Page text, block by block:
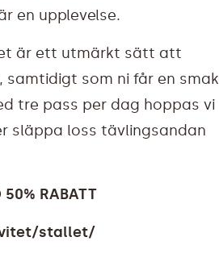
en upplevelse.
är ett utmärkt sätt att
som ni får en smak
tre pass per dag hoppas vi
släppa loss tävlingsandan
50% RABATT
stallet/